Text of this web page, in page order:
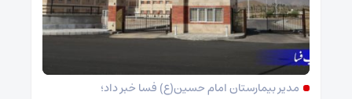
مدیر بیمارستان امام حسین(ع) فسا خبر داد؛